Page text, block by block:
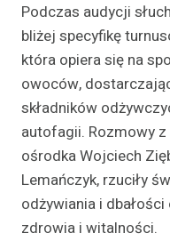
Podczas audycji
bliżej specyfikę
która opiera się na
owoców,
składników
autofagii. Rozmowy
ośrodka Wojciech
Lemańczyk, rzuciły
odżywiania i
zdrowia i witalności.